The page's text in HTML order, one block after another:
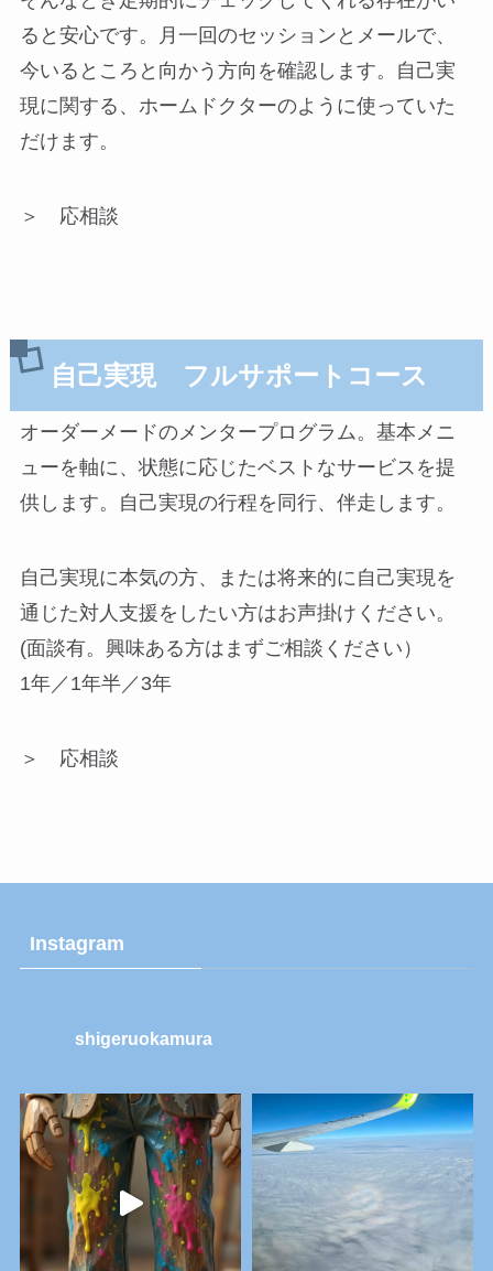
ると安心です。月一回のセッションとメールで、
今いるところと向かう方向を確認します。自己実
現に関する、ホームドクターのように使っていた
だけます。
＞ 応相談
自己実現 フルサポートコース
オーダーメードのメンタープログラム。基本メニ
ューを軸に、状態に応じたベストなサービスを提
供します。自己実現の行程を同行、伴走します。
自己実現に本気の方、または将来的に自己実現を
通じた対人支援をしたい方はお声掛けください。
(面談有。興味ある方はまずご相談ください）
1年／1年半／3年
＞ 応相談
Instagram
shigeruokamura